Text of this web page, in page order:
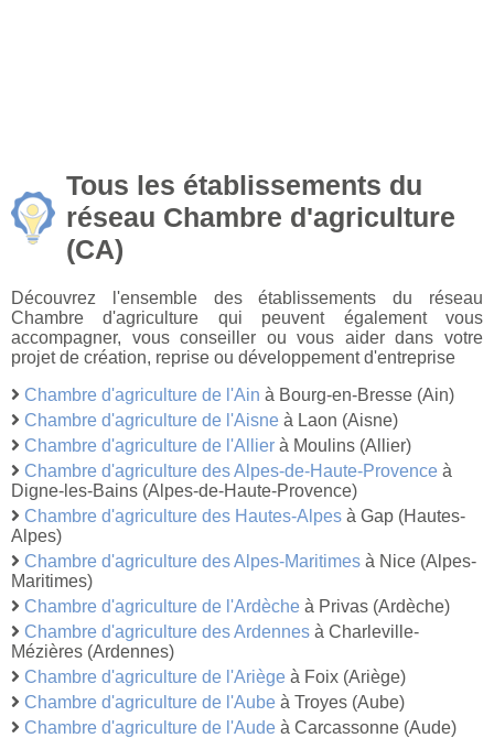
Tous les établissements du
réseau Chambre d'agriculture
(CA)
Découvrez l'ensemble des établissements du réseau
Chambre d'agriculture qui peuvent également vous
accompagner, vous conseiller ou vous aider dans votre
projet de création, reprise ou développement d'entreprise
Chambre d'agriculture de l'Ain à Bourg-en-Bresse (Ain)
Chambre d'agriculture de l'Aisne à Laon (Aisne)
Chambre d'agriculture de l'Allier à Moulins (Allier)
Chambre d'agriculture des Alpes-de-Haute-Provence à
Digne-les-Bains (Alpes-de-Haute-Provence)
Chambre d'agriculture des Hautes-Alpes à Gap (Hautes-
Alpes)
Chambre d'agriculture des Alpes-Maritimes à Nice (Alpes-
Maritimes)
Chambre d'agriculture de l'Ardèche à Privas (Ardèche)
Chambre d'agriculture des Ardennes à Charleville-
Mézières (Ardennes)
Chambre d'agriculture de l'Ariège à Foix (Ariège)
Chambre d'agriculture de l'Aube à Troyes (Aube)
Chambre d'agriculture de l'Aude à Carcassonne (Aude)